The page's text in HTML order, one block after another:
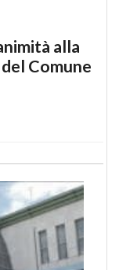
alla
Comune